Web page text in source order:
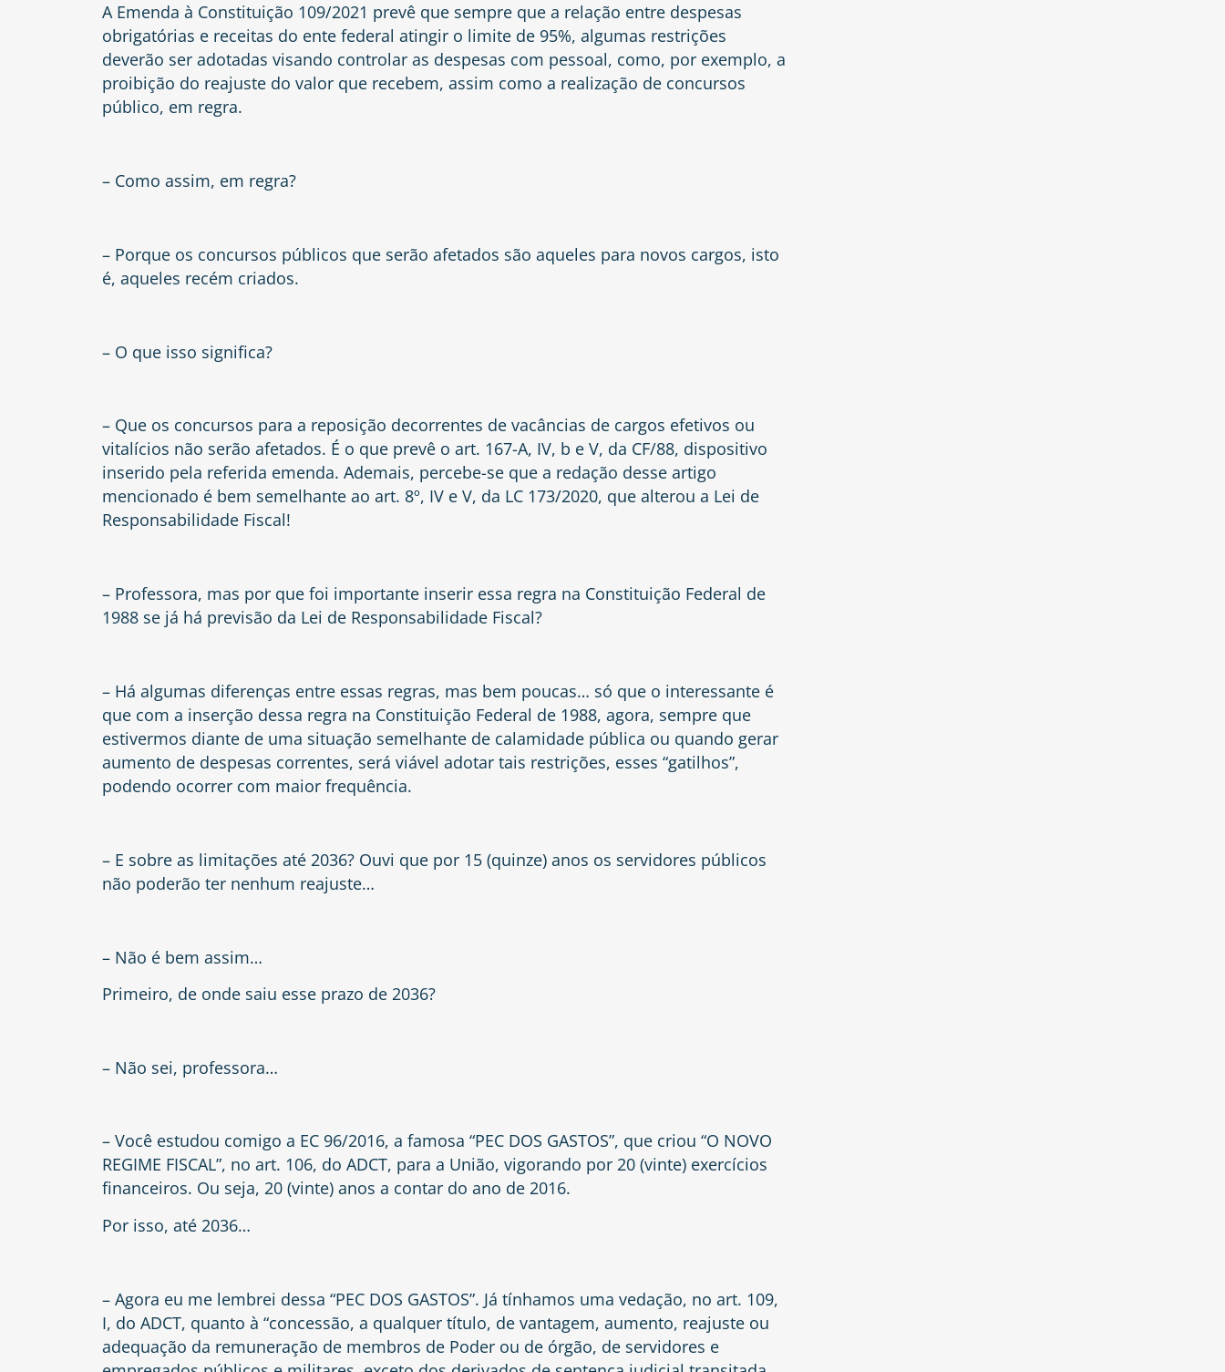
A Emenda à Constituição 109/2021 prevê que sempre que a relação entre despesas
obrigatórias e receitas do ente federal atingir o limite de 95%, algumas restrições
deverão ser adotadas visando controlar as despesas com pessoal, como, por exemplo, a
proibição do reajuste do valor que recebem, assim como a realização de concursos
público, em regra.
– Como assim, em regra?
– Porque os concursos públicos que serão afetados são aqueles para novos cargos, isto
é, aqueles recém criados.
– O que isso significa?
– Que os concursos para a reposição decorrentes de vacâncias de cargos efetivos ou
vitalícios não serão afetados. É o que prevê o art. 167-A, IV, b e V, da CF/88, dispositivo
inserido pela referida emenda. Ademais, percebe-se que a redação desse artigo
mencionado é bem semelhante ao art. 8º, IV e V, da LC 173/2020, que alterou a Lei de
Responsabilidade Fiscal!
– Professora, mas por que foi importante inserir essa regra na Constituição Federal de
1988 se já há previsão da Lei de Responsabilidade Fiscal?
– Há algumas diferenças entre essas regras, mas bem poucas… só que o interessante é
que com a inserção dessa regra na Constituição Federal de 1988, agora, sempre que
estivermos diante de uma situação semelhante de calamidade pública ou quando gerar
aumento de despesas correntes, será viável adotar tais restrições, esses “gatilhos”,
podendo ocorrer com maior frequência.
– E sobre as limitações até 2036? Ouvi que por 15 (quinze) anos os servidores públicos
não poderão ter nenhum reajuste…
– Não é bem assim…
Primeiro, de onde saiu esse prazo de 2036?
– Não sei, professora…
– Você estudou comigo a EC 96/2016, a famosa “PEC DOS GASTOS”, que criou “O NOVO
REGIME FISCAL”, no art. 106, do ADCT, para a União, vigorando por 20 (vinte) exercícios
financeiros. Ou seja, 20 (vinte) anos a contar do ano de 2016.
Por isso, até 2036…
– Agora eu me lembrei dessa “PEC DOS GASTOS”. Já tínhamos uma vedação, no art. 109,
I, do ADCT, quanto à “concessão, a qualquer título, de vantagem, aumento, reajuste ou
adequação da remuneração de membros de Poder ou de órgão, de servidores e